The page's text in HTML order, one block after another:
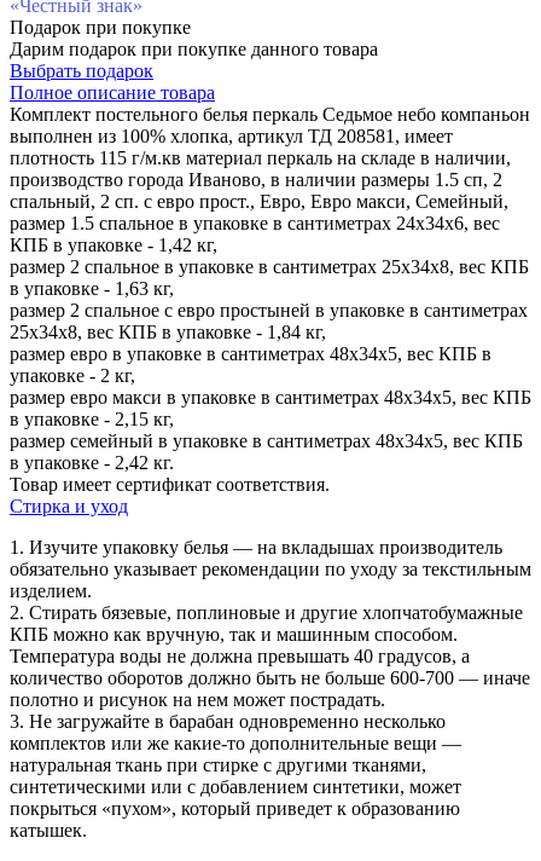
«Честный знак»
Подарок при покупке
Дарим подарок при покупке данного товара
Выбрать подарок
Полное описание товара
Комплект постельного белья перкаль Седьмое небо компаньон
выполнен из 100% хлопка, артикул ТД 208581, имеет
плотность 115 г/м.кв материал перкаль на складе в наличии,
производство города Иваново, в наличии размеры 1.5 сп, 2
спальный, 2 сп. с евро прост., Евро, Евро макси, Семейный,
размер 1.5 спальное в упаковке в сантиметрах 24х34х6, вес
КПБ в упаковке - 1,42 кг,
размер 2 спальное в упаковке в сантиметрах 25х34х8, вес КПБ
в упаковке - 1,63 кг,
размер 2 спальное с евро простыней в упаковке в сантиметрах
25х34х8, вес КПБ в упаковке - 1,84 кг,
размер евро в упаковке в сантиметрах 48х34х5, вес КПБ в
упаковке - 2 кг,
размер евро макси в упаковке в сантиметрах 48х34х5, вес КПБ
в упаковке - 2,15 кг,
размер семейный в упаковке в сантиметрах 48х34х5, вес КПБ
в упаковке - 2,42 кг.
Товар имеет сертификат соответствия.
Стирка и уход
1. Изучите упаковку белья — на вкладышах производитель
обязательно указывает рекомендации по уходу за текстильным
изделием.
2. Стирать бязевые, поплиновые и другие хлопчатобумажные
КПБ можно как вручную, так и машинным способом.
Температура воды не должна превышать 40 градусов, а
количество оборотов должно быть не больше 600-700 — иначе
полотно и рисунок на нем может пострадать.
3. Не загружайте в барабан одновременно несколько
комплектов или же какие-то дополнительные вещи —
натуральная ткань при стирке с другими тканями,
синтетическими или с добавлением синтетики, может
покрыться «пухом», который приведет к образованию
катышек.